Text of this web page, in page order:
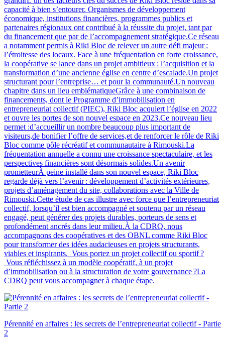
capacité à bien s’entourer. Organismes de développement
économique, institutions financières, programmes publics et
partenaires régionaux ont contribué à la réussite du projet, tant par
du financement que par de l’accompagnement stratégique.Ce réseau
a notamment permis à Riki Bloc de relever un autre défi majeur :
l’étroitesse des locaux. Face à une fréquentation en forte croissance,
la coopérative se lance dans un projet ambitieux : l’acquisition et la
transformation d’une ancienne église en centre d’escalade.Un projet
structurant pour l’entreprise… et pour la communauté.Un nouveau
chapitre dans un lieu emblématiqueGrâce à une combinaison de
financements, dont le Programme d’immobilisation en
entrepreneuriat collectif (PIEC), Riki Bloc acquiert l’église en 2022
et ouvre les portes de son nouvel espace en 2023.Ce nouveau lieu
permet :d’accueillir un nombre beaucoup plus important de
visiteurs,de bonifier l’offre de services,et de renforcer le rôle de Riki
Bloc comme pôle récréatif et communautaire à Rimouski.La
fréquentation annuelle a connu une croissance spectaculaire, et les
perspectives financières sont désormais solides.Un avenir
prometteurÀ peine installé dans son nouvel espace, Riki Bloc
regarde déjà vers l’avenir : développement d’activités extérieures,
projets d’aménagement du site, collaborations avec la Ville de
Rimouski.Cette étude de cas illustre avec force que l’entrepreneuriat
collectif, lorsqu’il est bien accompagné et soutenu par un réseau
engagé, peut générer des projets durables, porteurs de sens et
profondément ancrés dans leur milieu.À la CDRQ, nous
accompagnons des coopératives et des OBNL comme Riki Bloc
pour transformer des idées audacieuses en projets structurants,
viables et inspirants. Vous portez un projet collectif ou sportif ?
Vous réfléchissez à un modèle coopératif, à un projet
d’immobilisation ou à la structuration de votre gouvernance ?La
CDRQ peut vous accompagner à chaque étape.
Pérennité en affaires : les secrets de l’entrepreneuriat collectif - Partie
2